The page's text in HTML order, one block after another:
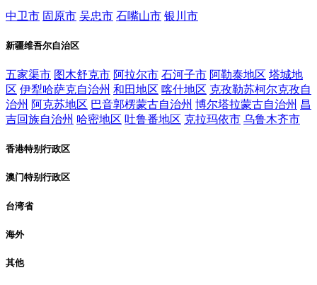
中卫市 固原市 吴忠市 石嘴山市 银川市
新疆维吾尔自治区
五家渠市 图木舒克市 阿拉尔市 石河子市 阿勒泰地区 塔城地
区 伊犁哈萨克自治州 和田地区 喀什地区 克孜勒苏柯尔克孜自
治州 阿克苏地区 巴音郭楞蒙古自治州 博尔塔拉蒙古自治州 昌
吉回族自治州 哈密地区 吐鲁番地区 克拉玛依市 乌鲁木齐市
香港特别行政区
澳门特别行政区
台湾省
海外
其他